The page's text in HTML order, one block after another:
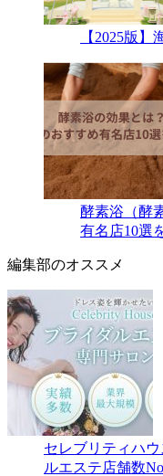
【2025版
酵素浴（酵
有名店10選
編集部のオススメ
セレブリティハ
ルエステ店舗数